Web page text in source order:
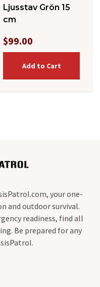
Ljusstav Grön 15
cm
$99.00
Add to Cart
your one-
and outdoor survival.
readiness, find all
Be prepared for any